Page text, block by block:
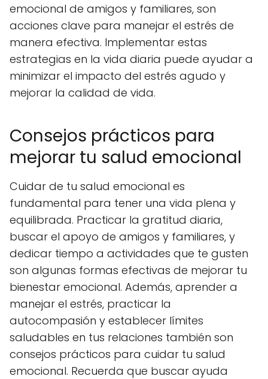
emocional de amigos y familiares, son
acciones clave para manejar el estrés de
manera efectiva. Implementar estas
estrategias en la vida diaria puede ayudar a
minimizar el impacto del estrés agudo y
mejorar la calidad de vida.
Consejos prácticos para
mejorar tu salud emocional
Cuidar de tu salud emocional es
fundamental para tener una vida plena y
equilibrada. Practicar la gratitud diaria,
buscar el apoyo de amigos y familiares, y
dedicar tiempo a actividades que te gusten
son algunas formas efectivas de mejorar tu
bienestar emocional. Además, aprender a
manejar el estrés, practicar la
autocompasión y establecer límites
saludables en tus relaciones también son
consejos prácticos para cuidar tu salud
emocional. Recuerda que buscar ayuda